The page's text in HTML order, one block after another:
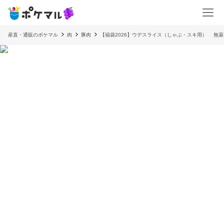
産直・通販のポケマル 肉 豚肉 【福袋2026】ウデスライス（しゃぶ・スキ用） 無